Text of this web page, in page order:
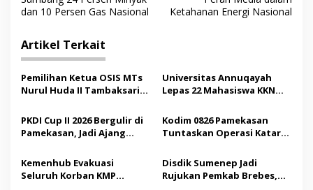
v
i
g
a
s
i
p
o
s
dan 10 Persen Gas Nasional
Ketahanan Energi Nasional
Artikel Terkait
Pemilihan Ketua OSIS MTs
Nurul Huda II Tambaksari
Demokrasi bagi Siswa
Universitas Annuqayah
Lepas 22 Mahasiswa KKN
Saudi
PKDI Cup II 2026 Bergulir di
Pamekasan, Jadi Ajang
Madura
Kodim 0826 Pamekasan
Tuntaskan Operasi Katarak
Tindakan Medis
Kemenhub Evakuasi
Seluruh Korban KMP
Disdik Sumenep Jadi
Rujukan Pemkab Brebes,